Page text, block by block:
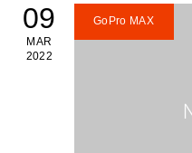
09
MAR
2022
GoPro MAX